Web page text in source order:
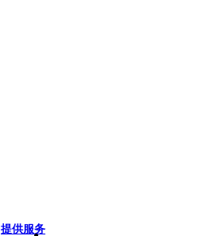
提供服务